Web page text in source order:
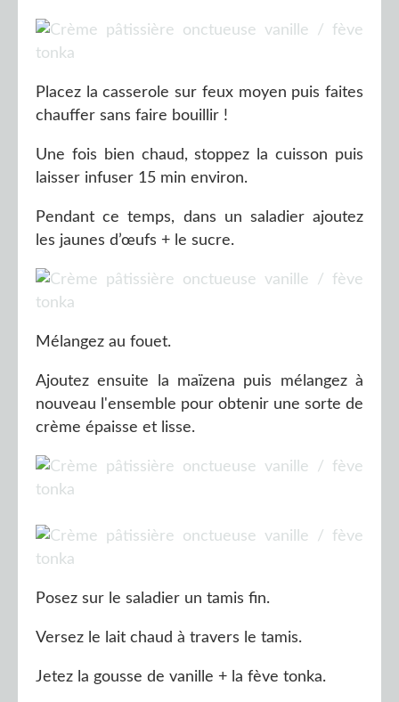
Placez la casserole sur feux moyen puis faites
chauffer sans faire bouillir !
Une fois bien chaud, stoppez la cuisson puis
laisser infuser 15 min environ.
Pendant ce temps, dans un saladier ajoutez
les jaunes d’œufs + le sucre.
Mélangez au fouet.
Ajoutez ensuite la maïzena puis mélangez à
nouveau l'ensemble pour obtenir une sorte de
crème épaisse et lisse.
Posez sur le saladier un tamis fin.
Versez le lait chaud à travers le tamis.
Jetez la gousse de vanille + la fève tonka.